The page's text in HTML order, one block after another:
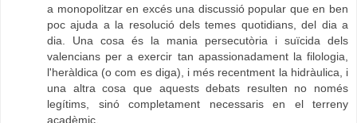
a monopolitzar en excés una discussió popular que en ben
poc ajuda a la resolució dels temes quotidians, del dia a
dia. Una cosa és la mania persecutòria i suïcida dels
valencians per a exercir tan apassionadament la filologia,
l'heràldica (o com es diga), i més recentment la hidràulica, i
una altra cosa que aquests debats resulten no només
legítims, sinó completament necessaris en el terreny
acadèmic.